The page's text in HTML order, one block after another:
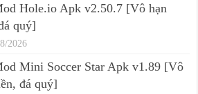
Hole.io Apk v2.50.7 [Vô hạn
quý]
2026
Mini Soccer Star Apk v1.89 [Vô
đá quý]